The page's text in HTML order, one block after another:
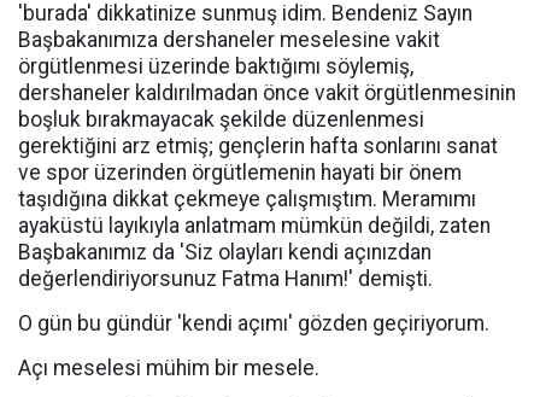
'burada' dikkatinize sunmuş idim. Bendeniz Sayın
Başbakanımıza dershaneler meselesine vakit
örgütlenmesi üzerinde baktığımı söylemiş,
dershaneler kaldırılmadan önce vakit örgütlenmesinin
boşluk bırakmayacak şekilde düzenlenmesi
gerektiğini arz etmiş; gençlerin hafta sonlarını sanat
ve spor üzerinden örgütlemenin hayati bir önem
taşıdığına dikkat çekmeye çalışmıştım. Meramımı
ayaküstü layıkıyla anlatmam mümkün değildi, zaten
Başbakanımız da 'Siz olayları kendi açınızdan
değerlendiriyorsunuz Fatma Hanım!' demişti.
O gün bu gündür 'kendi açımı' gözden geçiriyorum.
Açı meselesi mühim bir mesele.